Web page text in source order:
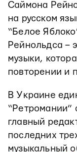
Саймона
на русском
“Белое
Рейнольдса –
музыки,
повторении и
В Украине
“Ретромании”
главный
последних
музыкальный